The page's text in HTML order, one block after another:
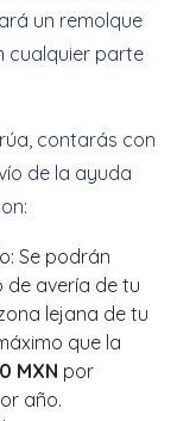
un remolque
cualquier parte
contarás con
de la ayuda
Se podrán
de avería de tu
lejana de tu
que la
MXN por
año.